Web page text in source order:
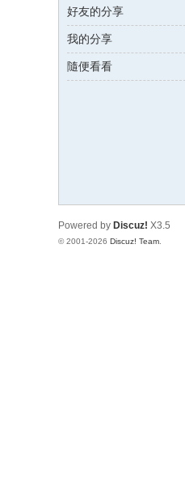
少
女
論
好友的分享
我的分享
隨便看看
Powered by Discuz! X3.5
© 2001-2026 Discuz! Team